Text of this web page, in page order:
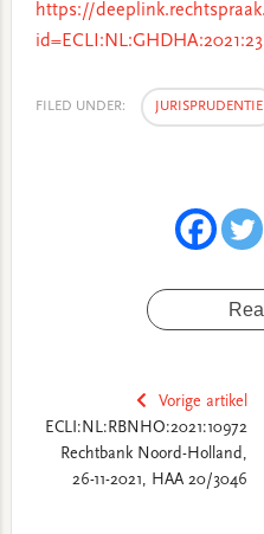
https://
FILED UNDER: JURISPRUDENTIE
Vorige artikel
ECLI:NL:RBNHO:2021:10972
Rechtbank Noord-Holland,
26-11-2021, HAA 20/3046